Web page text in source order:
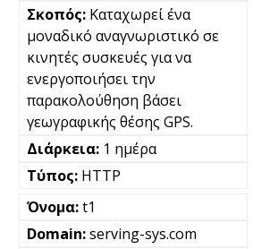
Καταχωρεί ένα
μοναδικό αναγνωριστικό σε
κινητές συσκευές για να
ενεργοποιήσει την
παρακολούθηση βάσει
γεωγραφικής θέσης GPS.
1 ημέρα
HTTP
t1
serving-sys.com